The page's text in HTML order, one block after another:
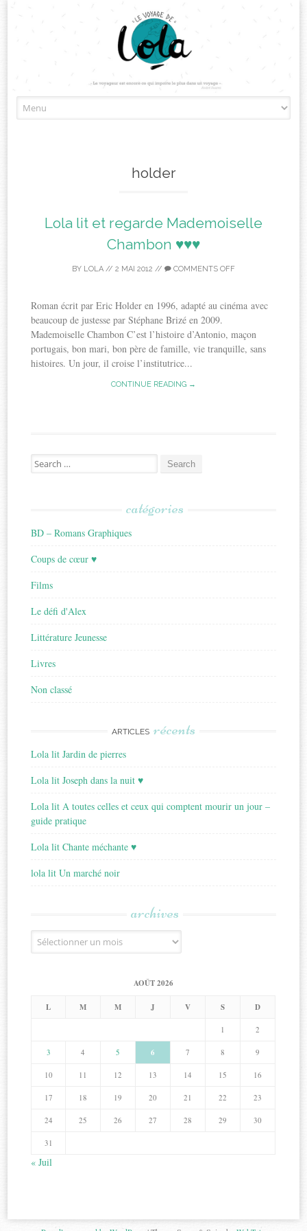
to
holder
Lola lit et regarde Mademoiselle
Chambon ♥♥♥
BY LOLA // 2 MAI 2012 // COMMENTS OFF
Roman écrit par Eric Holder en 1996, adapté au cinéma avec
beaucoup de justesse par Stéphane Brizé en 2009.
Mademoiselle Chambon C’est l’histoire d’Antonio, maçon
portugais, bon mari, bon père de famille, vie tranquille, sans
histoires. Un jour, il croise l’institutrice...
CONTINUE READING →
Search
for:
catégories
BD – Romans Graphiques
Coups de cœur ♥
Films
Le défi d'Alex
Littérature Jeunesse
Livres
Non classé
ARTICLES récents
Lola lit Jardin de pierres
Lola lit Joseph dans la nuit ♥
Lola lit A toutes celles et ceux qui comptent mourir un jour –
guide pratique
Lola lit Chante méchante ♥
lola lit Un marché noir
archives
Archives
AOÛT 2026
L M M J V S D
1 2
3 4 5 6 7 8 9
10 11 12 13 14 15 16
17 18 19 20 21 22 23
24 25 26 27 28 29 30
31
« Juil